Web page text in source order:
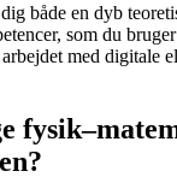
både en dyb
som du
med digitale